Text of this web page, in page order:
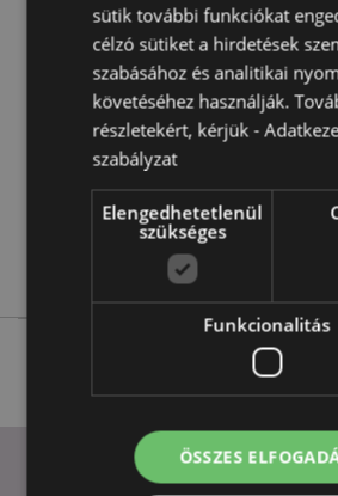
További
Információ
Magasság 5-5.5cm
Vastagság 3.5-4cm
5055071739231
144
0.068000
Nem
Nem
Nem
Elements
sütik további funkciókat
célzó sütiket a hirdetések
szabásához és analitikai
követéséhez használják.
részletekért, kérjük -
szabályzat
Elengedhetetlenül
szükséges
Funkcionalitás
ÖSSZES